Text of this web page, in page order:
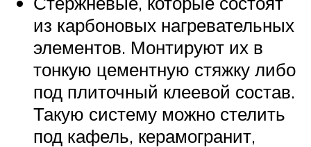
из карбоновых нагревательных
элементов. Монтируют их в
тонкую цементную стяжку либо
под плиточный клеевой состав.
Такую систему можно стелить
под кафель, керамогранит,